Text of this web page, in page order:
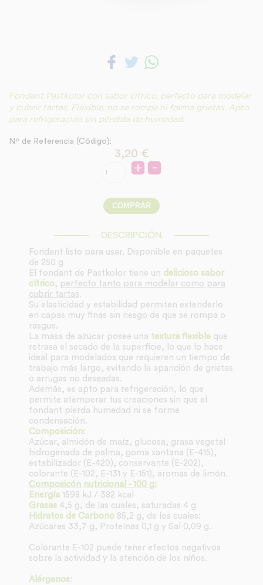
Fondant Pastkolor con sabor cítrico, perfecto para modelar
y cubrir tartas. Flexible, no se rompe ni forma grietas. Apto
para refrigeración sin pérdida de humedad.
Nº de Referencia (Código):
3,20 €
DESCRIPCIÓN
Fondant listo para usar. Disponible en paquetes
de 250 g
El fondant de Pastkolor tiene un delicioso sabor
cítrico, perfecto tanto para modelar como para
cubrir tartas.
Su elasticidad y estabilidad permiten extenderlo
en capas muy finas sin riesgo de que se rompa o
rasgue.
La masa de azúcar posee una textura flexibleque
retrasa el secado de la superficie, lo que lo hace
ideal para modelados que requieren un tiempo de
trabajo más largo, evitando la aparición de grietas
o arrugas no deseadas.
Además, es apto para refrigeración, lo que
permite atemperar tus creaciones sin que el
fondant pierda humedad ni se forme
condensación.
Composición:
Azúcar, almidón de maíz, glucosa, grasa vegetal
hidrogenada de palma, goma xantana (E-415),
estabilizador (E-420), conservante (E-202),
colorante (E-102, E-131 y E-151), aromas de limón.
Composicón nutricional - 100 g:
Energía 1598 kJ / 382 kcal
Grasas 4,5 g, de las cuales, saturadas 4 g
Hidratos de Carbono85,2 g, de los cuales:
Azúcares 33,7 g, Proteínas 0,1 g y Sal 0,09 g.
Colorante E-102 puede tener efectos negativos
sobre la actividad y la atención de los niños.
Alérgenos: